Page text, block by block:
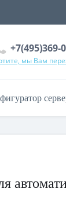
+7(495)369-
мы Вам